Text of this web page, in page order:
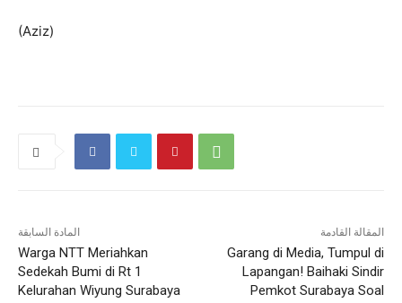
(Aziz)
المادة السابقة
Warga NTT Meriahkan
Sedekah Bumi di Rt 1
Kelurahan Wiyung Surabaya
المقالة القادمة
Garang di Media, Tumpul di
Lapangan! Baihaki Sindir
Pemkot Surabaya Soal